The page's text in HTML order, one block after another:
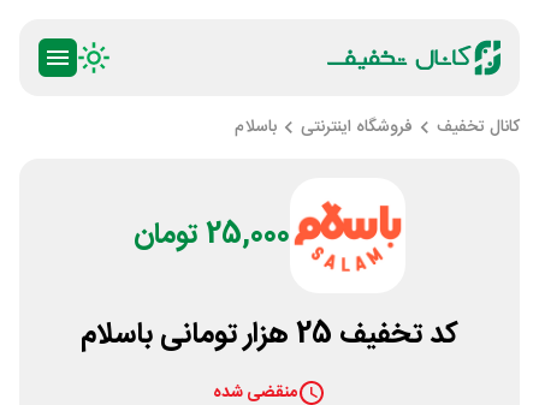
کانال تخفیف فروشگاه اینترنتی باسلام
25,000 تومان
کد تخفیف 25 هزار تومانی باسلام
منقضی شده